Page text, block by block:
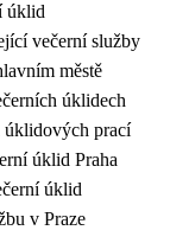
úklid
večerní služby
městě
úklidech
úklidových prací
úklid Praha
úklid
v Praze